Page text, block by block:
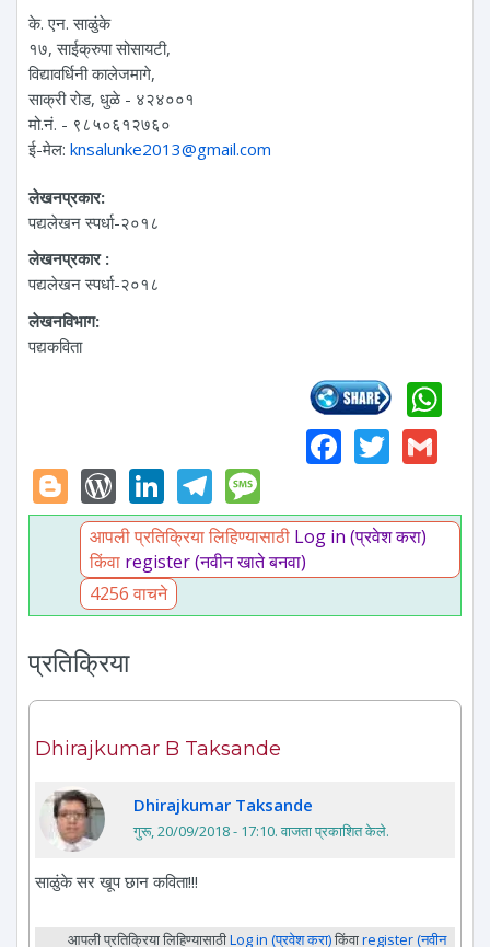
के. एन. साळुंके
१७, साईक्रुपा सोसायटी,
विद्यावर्धिनी कालेजमागे,
साक्री रोड, धुळे - ४२४००१
मो.नं. - ९८५०६१२७६०
ई-मेल: knsalunke2013@gmail.com
लेखनप्रकार:
पद्यलेखन स्पर्धा-२०१८
लेखनप्रकार :
पद्यलेखन स्पर्धा-२०१८
लेखनविभाग:
पद्यकविता
Blogger
WordPress
LinkedIn
Telegram
आपली प्रतिक्रिया लिहिण्यासाठी Log in (प्रवेश करा)
किंवा register (नवीन खाते बनवा)
4256 वाचने
प्रतिक्रिया
Dhirajkumar B Taksande
Dhirajkumar Taksande
गुरू, 20/09/2018 - 17:10. वाजता प्रकाशित केले.
साळुंके सर खूप छान कविता!!!
आपली प्रतिक्रिया लिहिण्यासाठीLog in (प्रवेश करा)किंवाregister (नवीन